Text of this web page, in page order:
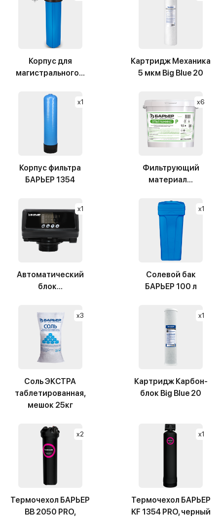
Корпус для
магистрального...
Картридж Механика
5 мкм Big Blue 20
x1
Корпус фильтра
БАРЬЕР 1354
x6
Фильтрующий
материал...
x1
Автоматический
блок...
x1
Солевой бак
БАРЬЕР 100 л
x3
Соль ЭКСТРА
таблетированная,
мешок 25кг
x1
Картридж Карбон-
блок Big Blue 20
x2
Термочехол БАРЬЕР
BB 2050 PRO,
x1
Термочехол БАРЬЕР
KF 1354 PRO, черный